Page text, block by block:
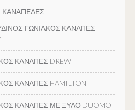
ΚΑΝΑΠΕΔΕΣ
ΓΩΝΙΑΚΟΣ ΚΑΝΑΠΕΣ
ΚΑΝΑΠΕΣ DREW
ΚΑΝΑΠΕΣ HAMILTON
ΚΑΝΑΠΕΣ ΜΕ ΞΥΛΟ DUOMO